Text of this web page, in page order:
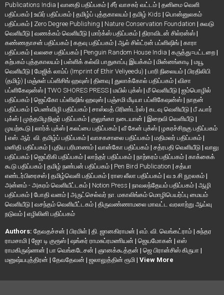
Publications India | வானதி பதிப்பகம் | சீர் வாசகர் வட்டம் | தனிமை வெளி
பதிப்பகம் | உயிர் பதிப்பகம் | தமிழ்ப் புத்தகாலயம் | தமிழ் Kids | பொன்னுலகம்
பதிப்பகம் | Zero Degree Publishing | Nature Conservation Foundation | சுவடு
வெளியீடு | வணக்கம் வெளியீடு | மார்க்ஸ் பதிப்பகம் | திராவிடன் சில்ரன்ஸ் |
கண்ணதாசன் பதிப்பகம் | கதவு பதிப்பகம் | ஆல் சில்ட்ரன் பப்ளிஷிங் | காரா
பதிப்பகம் | வலசை பதிப்பகம் | Penguin Random House India | கருத்து=பட்டறை |
கற்பகம் புத்தகாலயம் | பள்ளிக் கல்வி பாதுகாப்பு இயக்கம் | மின்னங்காடி | மயூ
வெளியீடு | மேஜிக் லாம்ப் (Imprint of Ethir Veliyeedu) | பாரி நிலையம் | பிரதிலிபி
(தமிழ்) | மஞ்சுள் பப்ளிசிங் ஹவுஸ் | தினவு | துலாக்கோல் பதிப்பகம் | விசா
பப்ளிகேஷன்ஸ் | TWO SHORES PRESS | மயில் புக்ஸ் | மீ வெளியீடு | ஐம்பொழில்
பதிப்பகம் | ஜெய்கோ பப்ளிஷிங் ஹவுஸ் | பஞ்சமி மீடியா பப்ளிகேஷன்ஸ் | நாதன்
பதிப்பகம் | பெண்விழி பதிப்பகம் | சாஸ்வத் பிரிண்டர்ஸ் | கடவு வெளியீடு | பீ ஃபார்
புக்ஸ் | முத்தமிழறிஞர் பதிப்பகம் | குலுங்கா நடையான் | இறைவி வெளியீடு |
முயற்கூடு | லார்க் புக்ஸ் | கலப்பை பதிப்பகம் | வீ கேன் புக்ஸ் | ழகரச்சிறகு பதிப்பகம்
| எஸ். ஆர். வி. தமிழ்ப் பதிப்பகம் | வாசகசாலை பதிப்பகம் | மதிமலர் பதிப்பகம் |
மனிதி பதிப்பகம் | புதிய பரிமாணம் | வான்கோ பதிப்பகம் | சத்ரபதி வெளியீடு | வாலு
பதிப்பகம் | ஜெய்ரிகி பதிப்பகம் | லாந்தர் பதிப்பகம் | நாற்கரம் பதிப்பகம் | காக்கைக்
கூடு பதிப்பகம் | தமிழ் நண்பன் பதிப்பகம் | Pen Bird Publication | சத்யா
எண்டர்பிரைசஸ் | தமிழ்வெளி பதிப்பகம் | ராஸ லீலா பதிப்பகம் | வ.உ.சி நூலகம் |
அன்னம் - அகரம் வெளியீட்டகம் | Notion Press | நாவலந்தேயம் பதிப்பகம் | ஆழி
பதிப்பகம் | போதி வனம் | அருட்செல்வர் நா. மகாலிங்கம் மொழிபெயர்ப்பு மையம்
வெளியீடு | வசந்தம் வெளியீட்டகம் | திருவண்ணாமலை மாவட்ட வரலாற்று ஆய்வு
நடுவம் | எழிலினி பதிப்பகம்
Authors: தேவதச்சன் | பிரமிள் | தி. ஜானகிராமன் | எம். வி. வெங்கட்ராம் | சுந்தர
ராமசாமி | ஜோ டி குரூஸ் | ஷங்கர் ராமசுப்ரமணியன் | ஜெயமோகன் | எஸ்
ராமகிருஷ்ணன் | பா வெங்கடேசன் | ஞானக்கூத்தன் | ஜெ பிரான்சிஸ் கிருபா |
மனுஷ்யபுத்திரன் | தேவதேவன் | ஜலாலுத்தின் ரூமி | View More